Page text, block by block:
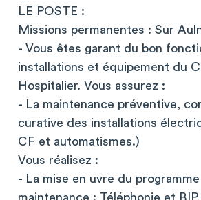
LE POSTE :
Missions permanentes : Sur
- Vous êtes garant du bon
installations et équipement du
Hospitalier. Vous assurez :
- La maintenance préventive,
curative des installations
CF et automatismes.)
Vous réalisez :
- La mise en uvre du
maintenance : Téléphonie et